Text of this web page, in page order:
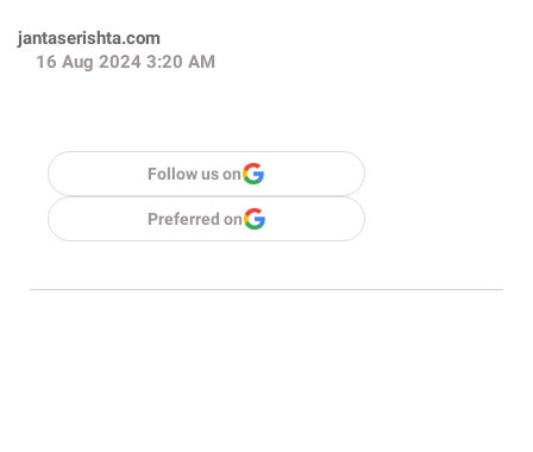
jantaserishta.com
16 Aug 2024 3:20 AM
Follow us on
Preferred on